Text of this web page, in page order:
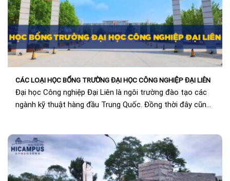
CÁC LOẠI HỌC BỔNG TRƯỜNG ĐẠI HỌC CÔNG NGHIỆP ĐẠI LIÊN
Đại học Công nghiệp Đại Liên là ngôi trường đào tạo các
ngành kỹ thuật hàng đầu Trung Quốc. Đồng thời đây cũng